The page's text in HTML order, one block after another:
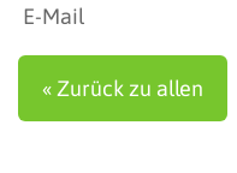
E-Mail
« Zurück zu allen